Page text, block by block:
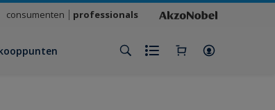
consumenten professionals